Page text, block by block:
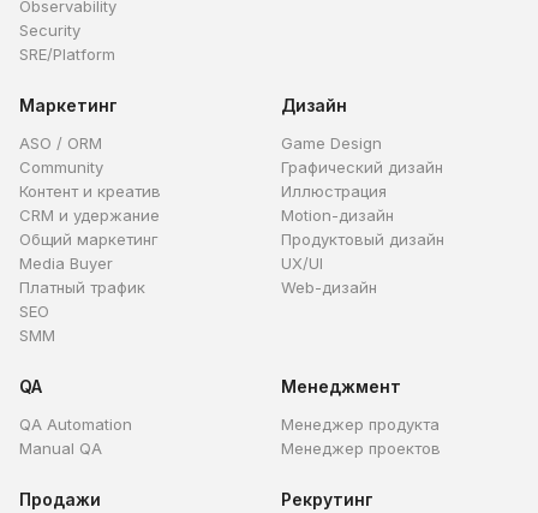
Observability
Security
SRE/Platform
Маркетинг
ASO / ORM
Community
Контент и креатив
CRM и удержание
Общий маркетинг
Media Buyer
Платный трафик
SEO
SMM
Дизайн
Game Design
Графический дизайн
Иллюстрация
Motion-дизайн
Продуктовый дизайн
UX/UI
Web-дизайн
QA
QA Automation
Manual QA
Менеджмент
Менеджер продукта
Менеджер проектов
Продажи Рекрутинг